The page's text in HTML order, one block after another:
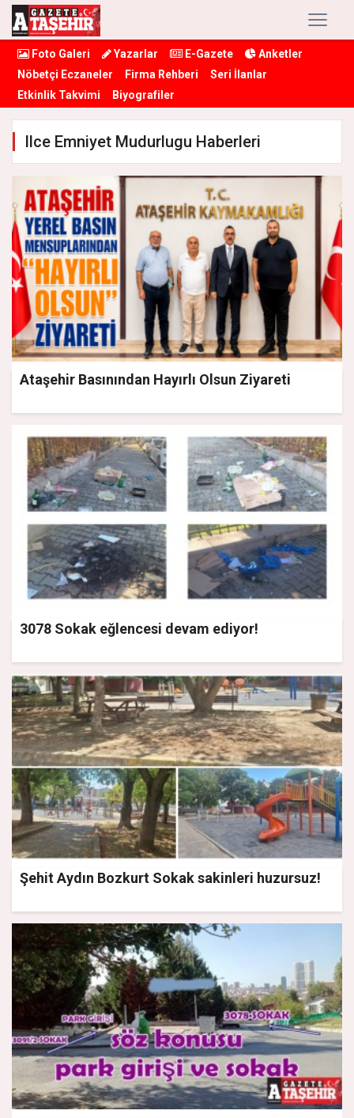
Foto Galeri Yazarlar E-Gazete
Anketler
Nöbetçi Eczaneler
Firma Rehberi
Seri İlanlar
Etkinlik Takvimi
Biyografiler
Ilce Emniyet Mudurlugu Haberleri
Ataşehir Basınından Hayırlı Olsun Ziyareti
3078 Sokak eğlencesi devam ediyor!
Şehit Aydın Bozkurt Sokak sakinleri huzursuz!